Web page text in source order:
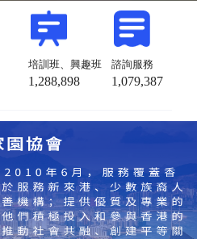
培訓班、興趣班
1,288,898
諮詢服務
1,079,387